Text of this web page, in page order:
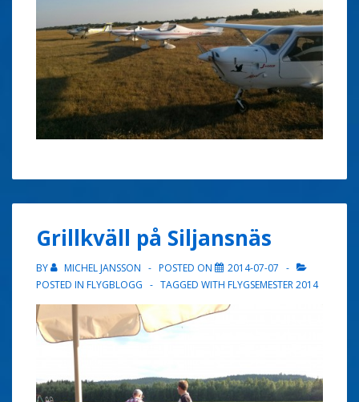
Grillkväll på Siljansnäs
BY MICHEL JANSSON POSTED ON
2014-07-07
POSTED IN FLYGBLOGG TAGGED WITH FLYGSEMESTER 2014